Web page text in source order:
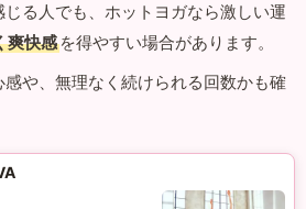
る人でも、ホットヨガなら激しい運
爽快感 を得やすい場合があります。
や、無理なく続けられる回数かも確